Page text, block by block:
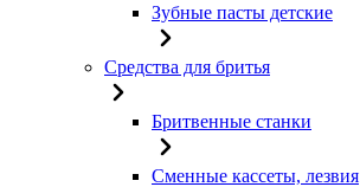
Зубные пасты детские
Средства для бритья
Бритвенные станки
Сменные кассеты, лезвия